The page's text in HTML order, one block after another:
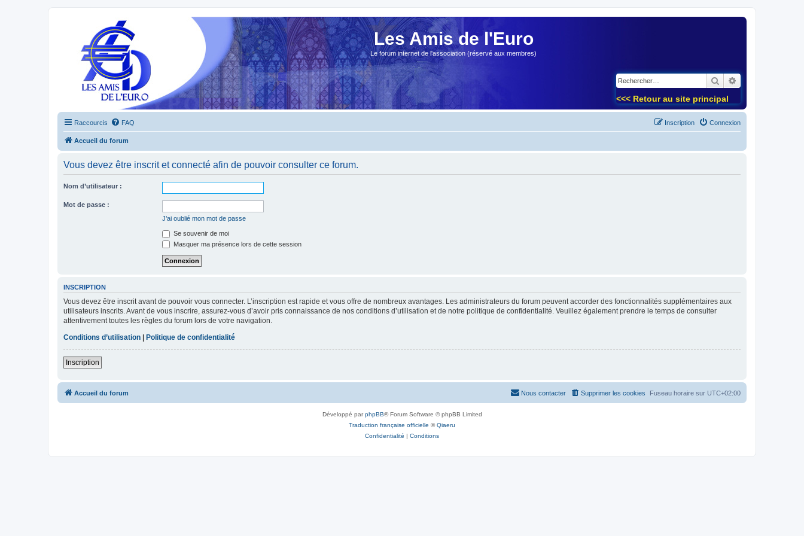
Les Amis de l'Euro
Le forum internet de l'association (réservé aux membres)
Rechercher
<<< Retour au site principal
Raccourcis FAQ Connexion
Inscription
Accueil du forum
Vous devez être inscrit et connecté afin de pouvoir consulter ce forum.
Nom d’utilisateur :
Mot de passe :
J’ai oublié mon mot de passe
Se souvenir de moi
Masquer ma présence lors de cette session
INSCRIPTION
Vous devez être inscrit avant de pouvoir vous connecter. L’inscription est rapide et vous offre de nombreux avantages. Les administrateurs du forum peuvent accorder des fonctionnalités supplémentaires aux
utilisateurs inscrits. Avant de vous inscrire, assurez-vous d’avoir pris connaissance de nos conditions d’utilisation et de notre politique de confidentialité. Veuillez également prendre le temps de consulter
attentivement toutes les règles du forum lors de votre navigation.
Conditions d’utilisation | Politique de confidentialité
Inscription
Accueil du forum Fuseau horaire sur UTC+02:00
Supprimer les cookies
Nous contacter
Développé parphpBB® Forum Software © phpBB Limited
Traduction française officielle ©Qiaeru
Confidentialité | Conditions